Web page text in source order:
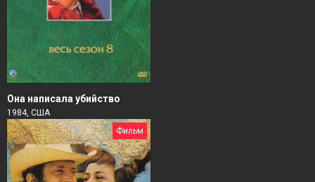
Она написала убийство
1984, США
Фильм